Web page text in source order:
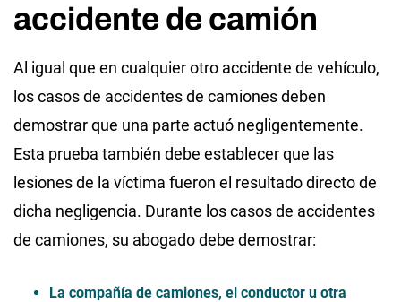
accidente de camión
Al igual que en cualquier otro accidente de vehículo,
los casos de accidentes de camiones deben
demostrar que una parte actuó negligentemente.
Esta prueba también debe establecer que las
lesiones de la víctima fueron el resultado directo de
dicha negligencia. Durante los casos de accidentes
de camiones, su abogado debe demostrar:
La compañía de camiones, el conductor u otra